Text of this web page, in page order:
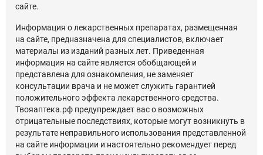
сайте.
Информация о лекарственных препаратах, размещенная
на сайте, предназначена для специалистов, включает
материалы из изданий разных лет. Приведенная
информация на сайте является обобщающей и
представлена для ознакомления, не заменяет
консультации врача и не может служить гарантией
положительного эффекта лекарственного средства.
Твояаптека.рф предупреждает вас о возможных
отрицательные последствиях, которые могут возникнуть в
результате неправильного использования представленной
на сайте информации и настоятельно рекомендует перед